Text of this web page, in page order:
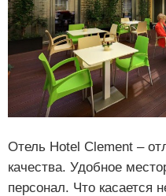
Отель Hotel Clement –
качества. Удобное
персонал. Что касается